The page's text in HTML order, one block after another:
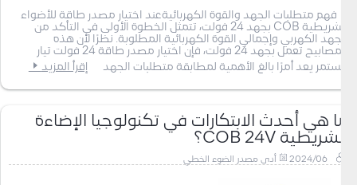
فهم متطلبات الجهد والقوة الكهربائيةعند اختيار مصدر طاقة للأضواء
الشريطية COB بجهد 24 فولت، تتمثل الخطوة الأولى في التأكد من
الجهد الكهربي وإجمالي القوة الكهربائية المطلوبة. نظرًا لأن هذه
المصابيح تعمل بجهد 24 فولت، فإن اختيار مصدر طاقة 24 فولت تيار
مستمر يعد أمرًا بالغ الأهمية لمطابقة متطلبات الجهد
إقرأ المزيد
ما هي أحدث الابتكارات في تكنولوجيا الإضاءة
الشريطية COB 24V؟
2024/06 أدى مصدر الضوء الخطي